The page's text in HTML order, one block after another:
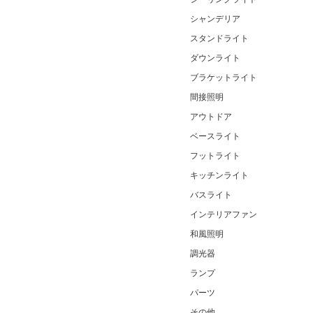
シャンデリア
スタンドライト
ダウンライト
ブラケットライト
間接照明
アウトドア
ベースライト
フットライト
キッチンライト
バスライト
インテリアファン
和風照明
調光器
ランプ
パーツ